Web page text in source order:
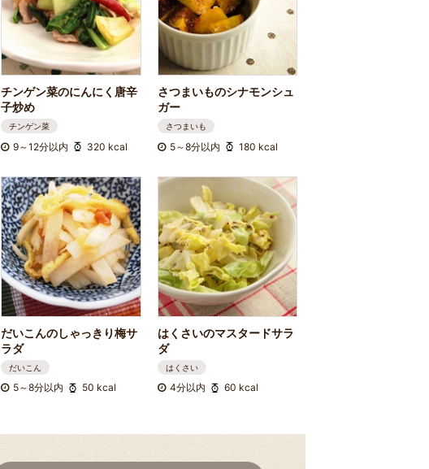
チンゲン菜のにんにく唐辛
子炒め
チンゲン菜
9～12分以内 320 kcal
さつまいものシナモンシュ
ガー
さつまいも
5～8分以内 180 kcal
だいこんのしゃっきり梅サ
ラダ
だいこん
5～8分以内 50 kcal
はくさいのマスタードサラ
ダ
はくさい
4分以内 60 kcal